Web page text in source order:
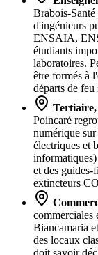
Brabois-
d'ingénieurs
ENSAIA,
étudiants
laboratoires.
être formés à
départs de feu
Tertiaire,
Poincaré
numérique
électriques et
et des guides-
extincteurs
commerciales
Biancamaria
des locaux